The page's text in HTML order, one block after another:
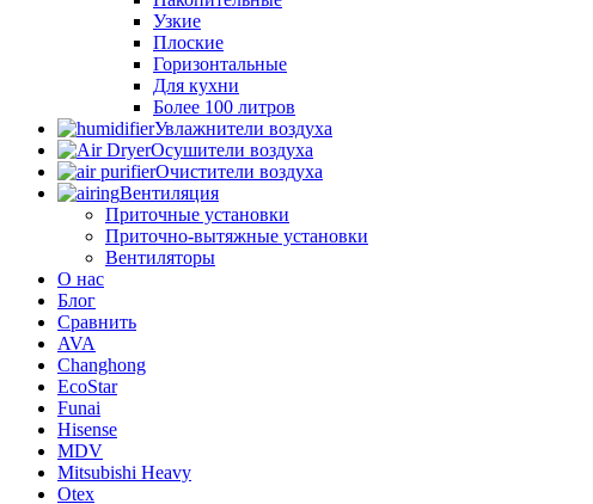
Узкие
Плоские
Горизонтальные
Для кухни
Более 100 литров
Увлажнители воздуха
Осушители воздуха
Очистители воздуха
Вентиляция
Приточные установки
Приточно-вытяжные установки
Вентиляторы
О нас
Блог
Сравнить
AVA
Changhong
EcoStar
Funai
Hisense
MDV
Mitsubishi Heavy
Otex